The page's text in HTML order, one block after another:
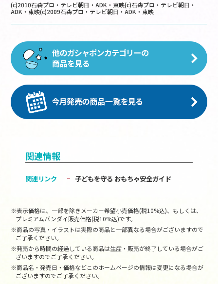
(c)2010石森プロ・テレビ朝日・ADK・東映(c)石森プロ・テレビ朝日・
ADK・東映(c)2009石森プロ・テレビ朝日・ADK・東映
関連情報
関連リンク 子どもを守る おもちゃ安全ガイド
※表示価格は、一部を除きメーカー希望小売価格(税10%込)、もしくは、
プレミアムバンダイ販売価格(税10%込)です。
※商品の写真・イラストは実際の商品と一部異なる場合がございますので
ご了承ください。
※発売から時間の経過している商品は生産・販売が終了している場合がご
ざいますのでご了承ください。
※商品名・発売日・価格などこのホームページの情報は変更になる場合が
ございますのでご了承ください。